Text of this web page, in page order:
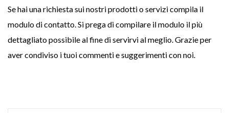
Se hai una richiesta sui nostri prodotti o servizi compila il
modulo di contatto. Si prega di compilare il modulo il più
dettagliato possibile al fine di servirvi al meglio. Grazie per
aver condiviso i tuoi commenti e suggerimenti con noi.